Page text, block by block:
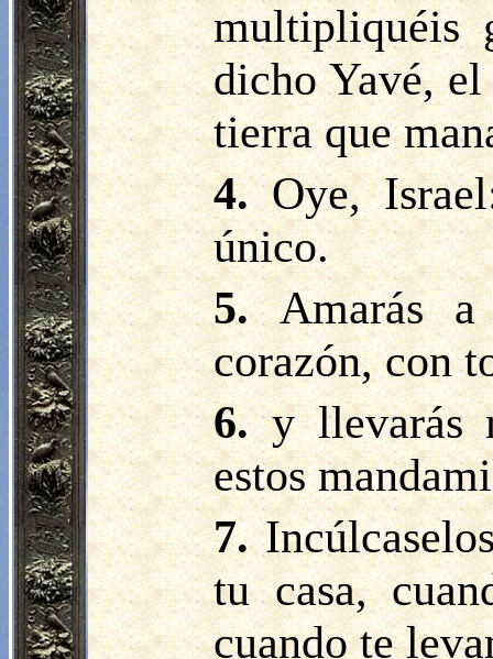
multipliquéis
dicho Yavé,
tierra que
4.Oye,
único.
5.Amarás
corazón, con
6.y llevarás
estos
7.
tu casa,
cuando te